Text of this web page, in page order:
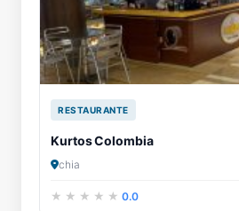
RESTAURANTE
Kurtos Colombia
chia
0.0